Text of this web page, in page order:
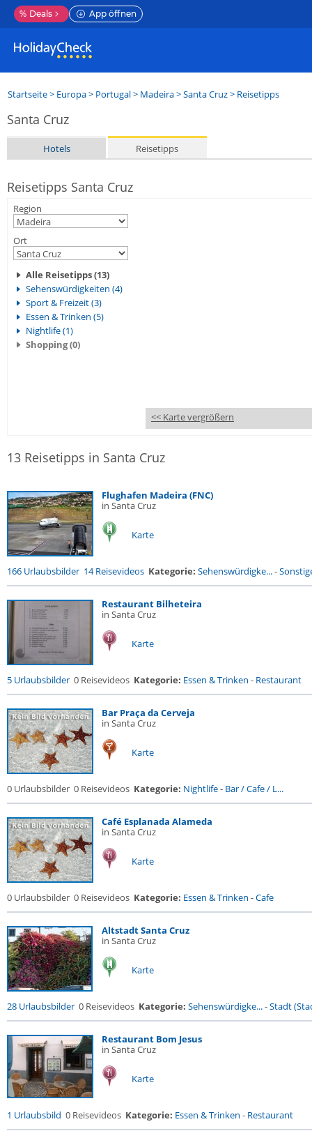
% Deals App öffnen
Startseite> Europa> Portugal> Madeira>Santa Cruz> Reisetipps
Santa Cruz
Hotels Reisetipps
Reisetipps Santa Cruz
Region
Ort
Alle Reisetipps (13)
Sehenswürdigkeiten (4)
Sport & Freizeit (3)
Essen & Trinken (5)
Nightlife (1)
Shopping (0)
<< Karte vergrößern
13 Reisetipps in Santa Cruz
Flughafen Madeira (FNC)
in Santa Cruz
Karte
166 Urlaubsbilder 14 Reisevideos Kategorie: Sehenswürdigke...-
Restaurant Bilheteira
in Santa Cruz
Karte
5 Urlaubsbilder 0 Reisevideos Kategorie: Essen & Trinken - Restaurant
Bar Praça da Cerveja
in Santa Cruz
Karte
0 Urlaubsbilder 0 Reisevideos Kategorie: Nightlife- Bar / Cafe / L...
Café Esplanada Alameda
in Santa Cruz
Karte
0 Urlaubsbilder 0 Reisevideos Kategorie: Essen & Trinken -Cafe
Altstadt Santa Cruz
in Santa Cruz
Karte
28 Urlaubsbilder 0 Reisevideos Kategorie: Sehenswürdigke...-Stadt
Restaurant Bom Jesus
in Santa Cruz
Karte
1 Urlaubsbild 0 Reisevideos Kategorie: Essen & Trinken - Restaurant